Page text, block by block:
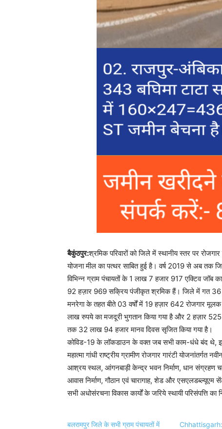
बैकुंठपुर:श्रमिक परिवारों को जिले में स्थानीय स्तर पर
योजना मील का पत्थर साबित हुई है। वर्ष 2019 से अब तक जिले
विभिन्न ग्राम पंचायतों के 1 लाख 7 हजार 917 एक्टिव जॉब
92 हज़ार 969 सक्रिय पंजीकृत श्रमिक हैं। जिले में गत 36
मनरेगा के तहत बीते 03 वर्षों में 19 हज़ार 642 रोजगार मूलक
लाख रुपये का मजदूरी भुगतान किया गया है और 2 हज़ार 525
तक 32 लाख 94 हजार मानव दिवस सृजित किया गया है।
कोविड-19 के लॉकडाउन के वक्त जब सभी काम-धंधे बंद थे, इस
महात्मा गांधी राष्ट्रीय ग्रामीण रोजगार गारंटी
आश्रय स्थल, आंगनबाड़ी केन्द्र भवन निर्माण, धान संग्रहण
आवास निर्माण, गौठान एवं चारागाह, शेड और एसएलडब्ल्यूएम
सभी अधोसंरचना विकास कार्यों के जरिये स्थायी परिसंपत्ति का
बलरामपुर जिले के सभी ग्राम पंचायतों में
Chhattisgarh: